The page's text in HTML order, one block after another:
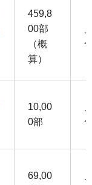
459,8
00部
（概
算）
10,00
0部
69,00